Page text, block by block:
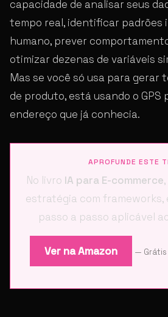
capacidade de analisar seus
tempo real, identificar padrões
humano, prever
otimizar dezenas de variáveis
Mas se você só usa para gerar
de produto, está usando o GPS
endereço que já conhecia.
APROFUNDE ESTE
No livro IA para E-commerce
estratégia com frameworks,
passo a passo aplicável
Ver na Amazon — Grátis